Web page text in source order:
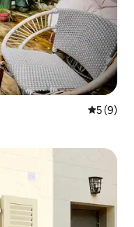
5 (9)
„Odabrali gosti”